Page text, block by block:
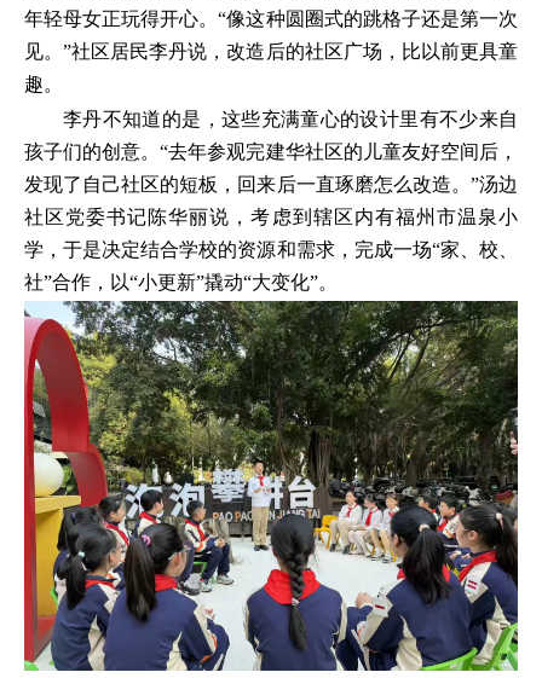
年轻母女正玩得开心。“像这种圆圈式的跳格子还是第一次
见。”社区居民李丹说，改造后的社区广场，比以前更具童
趣。
李丹不知道的是，这些充满童心的设计里有不少来自
孩子们的创意。“去年参观完建华社区的儿童友好空间后，
发现了自己社区的短板，回来后一直琢磨怎么改造。”汤边
社区党委书记陈华丽说，考虑到辖区内有福州市温泉小
学，于是决定结合学校的资源和需求，完成一场“家、校、
社”合作，以“小更新”撬动“大变化”。